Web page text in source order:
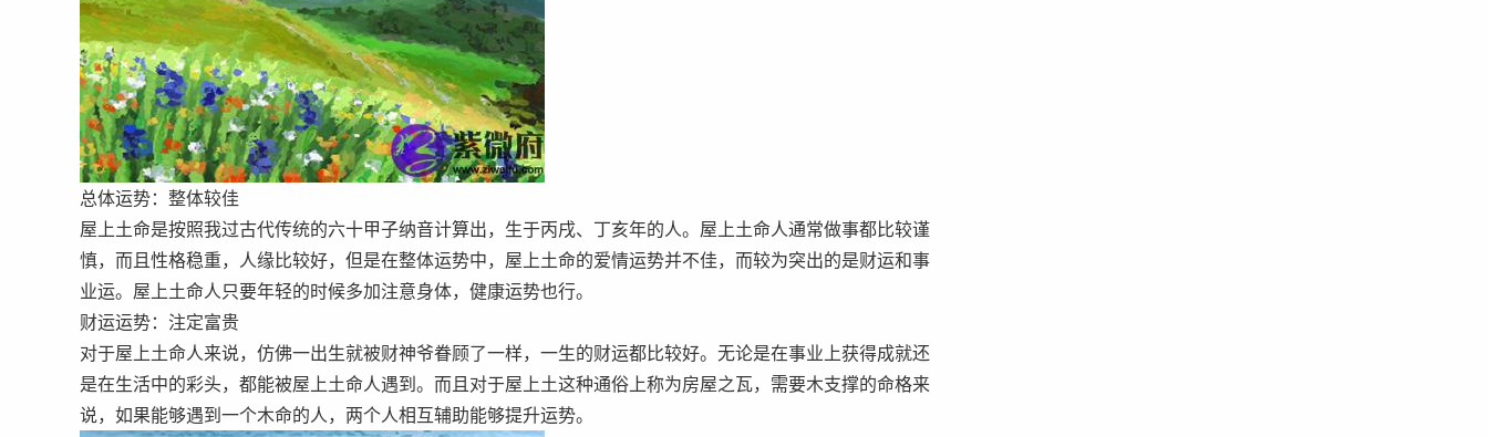
总体运势：整体较佳
屋上土命是按照我过古代传统的六十甲子纳音计算出，生于丙戌、丁亥年的人。屋上土命人通常做事都比较谨
慎，而且性格稳重，人缘比较好，但是在整体运势中，屋上土命的爱情运势并不佳，而较为突出的是财运和事
业运。屋上土命人只要年轻的时候多加注意身体，健康运势也行。
财运运势：注定富贵
对于屋上土命人来说，仿佛一出生就被财神爷眷顾了一样，一生的财运都比较好。无论是在事业上获得成就还
是在生活中的彩头，都能被屋上土命人遇到。而且对于屋上土这种通俗上称为房屋之瓦，需要木支撑的命格来
说，如果能够遇到一个木命的人，两个人相互辅助能够提升运势。